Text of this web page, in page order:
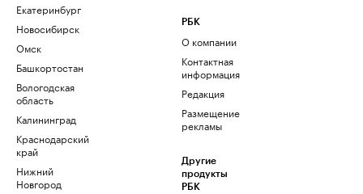
Екатеринбург
Новосибирск
Омск
Башкортостан
Вологодская
область
Калининград
Краснодарский
край
Нижний
Новгород
РБК
О компании
Контактная
информация
Редакция
Размещение
рекламы
Другие
продукты
РБК